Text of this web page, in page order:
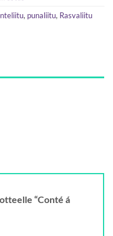
, punaliitu, Rasvaliitu
“Conté á